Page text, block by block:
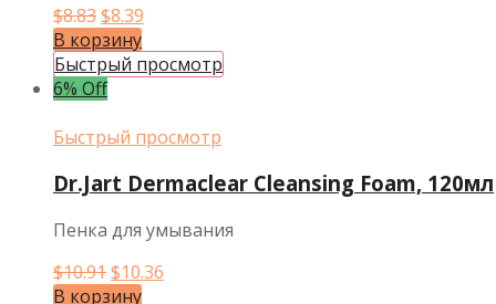
$8.83Первоначальная
цена
составляла
$8.83.
$8.39
$8.39.
В корзину
Быстрый просмотр
6% Off
Быстрый просмотр
Dr.Jart Dermaclear Cleansing Foam, 120мл
Пенка для умывания
$10.91Первоначальная
цена
$10.36
В корзину